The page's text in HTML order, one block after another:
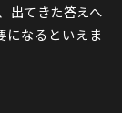
出てきた答えへ
になるといえま